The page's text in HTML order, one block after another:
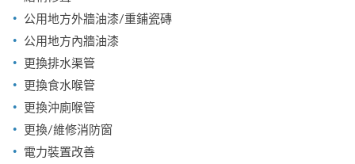
公用地方外牆油漆/重鋪瓷磚
公用地方內牆油漆
更換排水渠管
更換食水喉管
更換沖廁喉管
更換/維修消防窗
電力裝置改善